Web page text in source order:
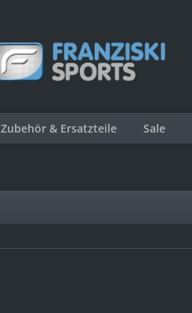
Zubehör & Ersatzteile Sale